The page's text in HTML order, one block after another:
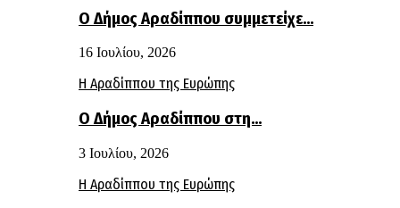
Ο Δήμος Αραδίππου συμμετείχε…
16 Ιουλίου, 2026
Η Αραδίππου της Ευρώπης
Ο Δήμος Αραδίππου στη…
3 Ιουλίου, 2026
Η Αραδίππου της Ευρώπης